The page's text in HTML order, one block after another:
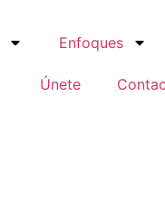
Enfoques
Únete